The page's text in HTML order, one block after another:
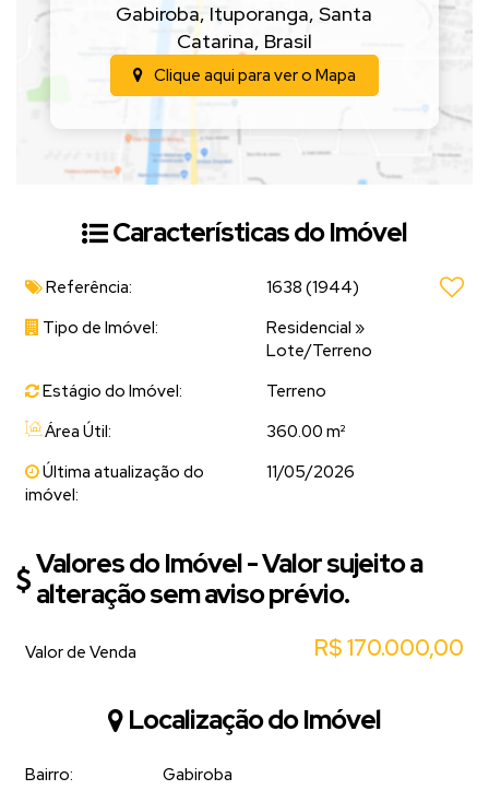
Gabiroba, Ituporanga,Santa
Catarina, Brasil
Clique aqui para ver o Mapa
Características do Imóvel
Referência: 1638 (1944)
Tipo de Imóvel:
Residencial »
Lote/Terreno
Estágio do Imóvel:
Terreno
Área Útil:
360.00 m²
Última atualização do
imóvel:
11/05/2026
Valores do Imóvel - Valor sujeito a
alteração sem aviso prévio.
R$170.000,00
Valor de Venda
Localização do Imóvel
Bairro:
Gabiroba